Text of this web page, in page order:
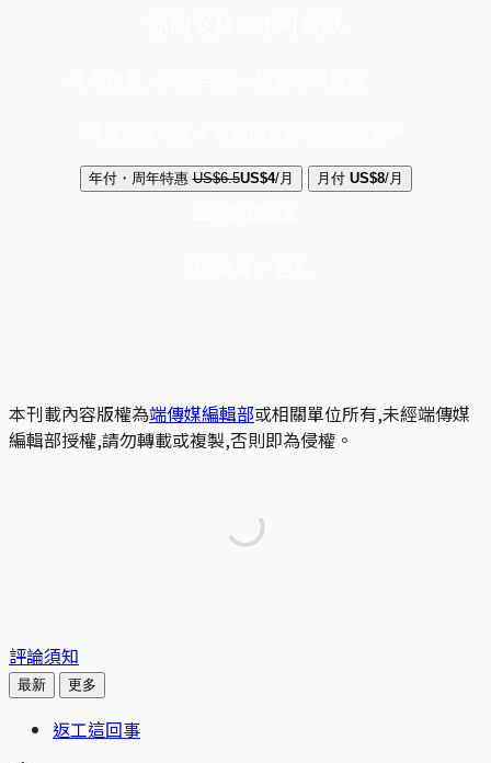
年付・周年特惠 US$6.5US$4/月 月付 US$8/月
本刊載內容版權為端傳媒編輯部或相關單位所有,未經端傳媒
編輯部授權,請勿轉載或複製,否則即為侵權。
評論須知
最新 更多
返工這回事